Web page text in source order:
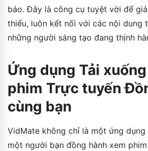
báo. Đây là công cụ tuyệt vời để
thiểu, luôn kết nối với các nội dung
những người sáng tạo đang thịnh
Ứng dụng Tải
phim Trực tuyến
cùng bạn
VidMate không chỉ là một ứng
một người bạn đồng hành xem